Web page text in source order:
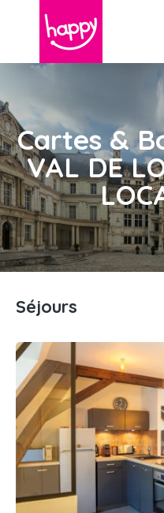
Cartes &
VAL DE
Séjours